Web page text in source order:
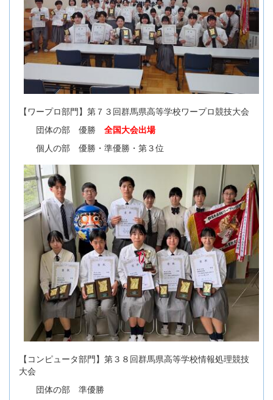
【ワープロ部門】第７３回群馬県高等学校ワープロ競技大会
団体の部 優勝 全国大会出場
個人の部 優勝・準優勝・第３位
【コンピュータ部門】第３８回群馬県高等学校情報処理競技
大会
団体の部 準優勝